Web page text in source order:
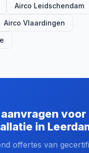
Airco Leidschendam
Airco Vlaardingen
voor
in
offertes van